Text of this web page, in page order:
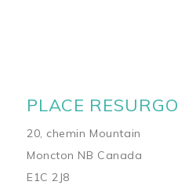
PLACE RESURGO
20, chemin Mountain
Moncton NB Canada
E1C 2J8